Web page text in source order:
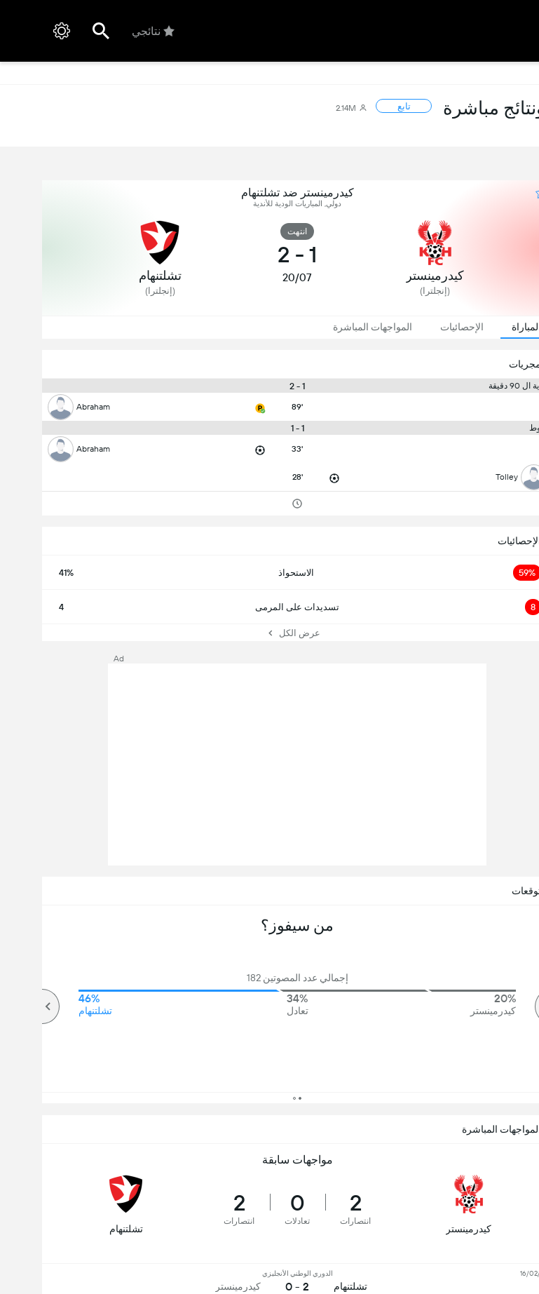
نتائجي
مباشرة تابع 2.14M
كيدرمينستر ضد تشلتنهام
دولي, المباريات الودية للأندية
كيدرمينستر
(إنجلترا)
انتهت
1
-
2
20/07 تشلتنهام
(إنجلترا)
الإحصائيات المواجهات المباشرة
90 دقيقة 1 - 2
89'
Abraham
1 - 1
33'
Abraham
Tolley
28'
59% الاستحواذ 41%
8 تسديدات على المرمى 4
عرض الكل
من سيفوز؟
إجمالي عدد المصوتين 182
20%
كيدرمينستر
34%
تعادل
46%
تشلتنهام
المباشرة
مواجهات سابقة
كيدرمينستر
2
انتصارات
0
تعادلات
2
انتصارات
تشلتنهام
تشلتنهام
الدوري الوطني الأنجليزي
2 - 0 كيدرمينستر
16/
Ad